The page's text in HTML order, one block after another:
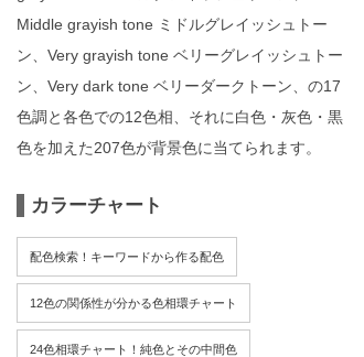
Middle grayish tone ミドルグレイッシュトー
ン、Very grayish tone ベリーグレイッシュトー
ン、Very dark tone ベリーダークトーン、の17
色調と各色での12色相、それに白色・灰色・黒
色を加えた207色が背景色に当てられます。
カラーチャート
配色検索！キーワードから作る配色
12色の関係性が分かる色相環チャート
24色相環チャート！純色とその中間色